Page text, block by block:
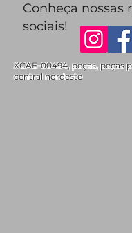
Conheça nossas
sociais!
XCAE-00494, peças, peças
central nordeste